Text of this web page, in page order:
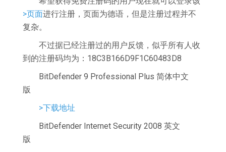
>页面进行注册，页面为德语，但是注册过程并不
复杂。
不过据已经注册过的用户反馈，似乎所有人收
到的注册码均为：18C3B166D9F1C60483D8
BitDefender 9 Professional Plus 简体中文
版
>下载地址
BitDefender Internet Security 2008 英文
版